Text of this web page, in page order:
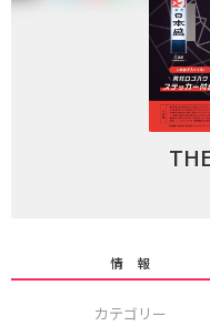
情 報
カテゴリー